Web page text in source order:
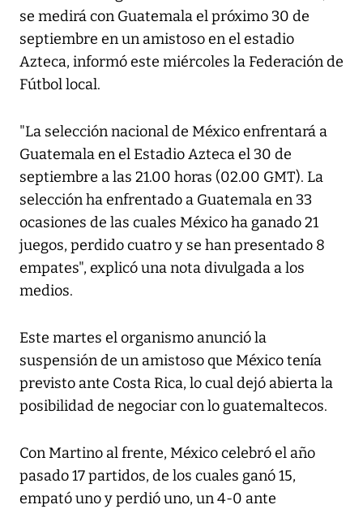
se medirá con Guatemala el próximo 30 de
septiembre en un amistoso en el estadio
Azteca, informó este miércoles la Federación de
Fútbol local.
"La selección nacional de México enfrentará a
Guatemala en el Estadio Azteca el 30 de
septiembre a las 21.00 horas (02.00 GMT). La
selección ha enfrentado a Guatemala en 33
ocasiones de las cuales México ha ganado 21
juegos, perdido cuatro y se han presentado 8
empates", explicó una nota divulgada a los
medios.
Este martes el organismo anunció la
suspensión de un amistoso que México tenía
previsto ante Costa Rica, lo cual dejó abierta la
posibilidad de negociar con lo guatemaltecos.
Con Martino al frente, México celebró el año
pasado 17 partidos, de los cuales ganó 15,
empató uno y perdió uno, un 4-0 ante